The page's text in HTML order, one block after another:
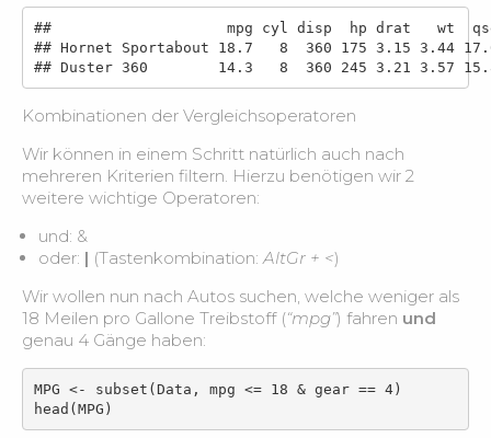
##                    mpg cyl disp  hp drat   wt  qsec
## Hornet Sportabout 18.7   8  360 175 3.15 3.44
## Duster 360        14.3   8  360 245 3.21 3.57
Kombinationen der Vergleichsoperatoren
Wir können in einem Schritt natürlich auch nach
mehreren Kriterien filtern. Hierzu benötigen wir 2
weitere wichtige Operatoren:
und: &
oder: | (Tastenkombination:AltGr + <)
Wir wollen nun nach Autos suchen, welche weniger als
18 Meilen pro Gallone Treibstoff (“mpg”) fahren und
genau 4 Gänge haben:
MPG <- subset(Data, mpg <= 18 & gear == 4)
head(MPG)